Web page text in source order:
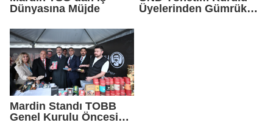
Dünyasına Müjde
Üyelerinden Gümrük
Mardin Standı TOBB
Genel Kurulu Öncesi